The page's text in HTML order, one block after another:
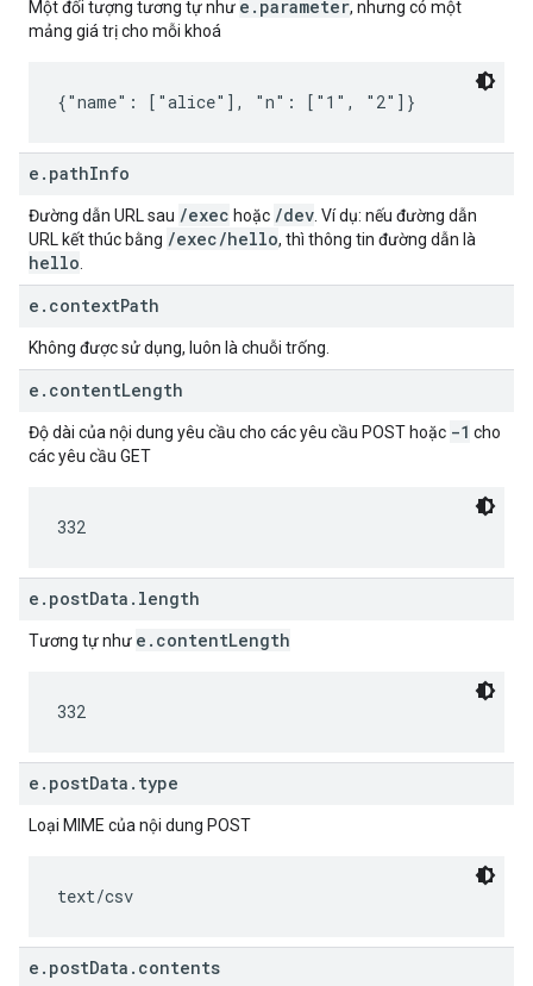
Một đối tượng tương tự như e.parameter, nhưng có một
mảng giá trị cho mỗi khoá
{"name": ["alice"], "n": ["1", "2"]}
e.pathInfo
Đường dẫn URL sau /exec hoặc /dev . Ví dụ: nếu đường dẫn
URL kết thúc bằng /exec/hello, thì thông tin đường dẫn là
hello
e.contextPath
Không được sử dụng, luôn là chuỗi trống.
e.contentLength
Độ dài của nội dung yêu cầu cho các yêu cầu POST hoặc -1 cho
các yêu cầu GET
332
e.postData.length
Tương tự như e.contentLength
332
e.postData.type
Loại MIME của nội dung POST
text/csv
e.postData.contents